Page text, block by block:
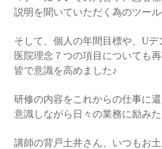
説明を聞いていただく為のツール
そして、個人の年間目標や、U
医院理念７つの項目についても再
皆で意識を高めました♪
研修の内容をこれからの仕事に還
意識しながら日々の業務に励みた
講師の背戸土井さん、いつもお